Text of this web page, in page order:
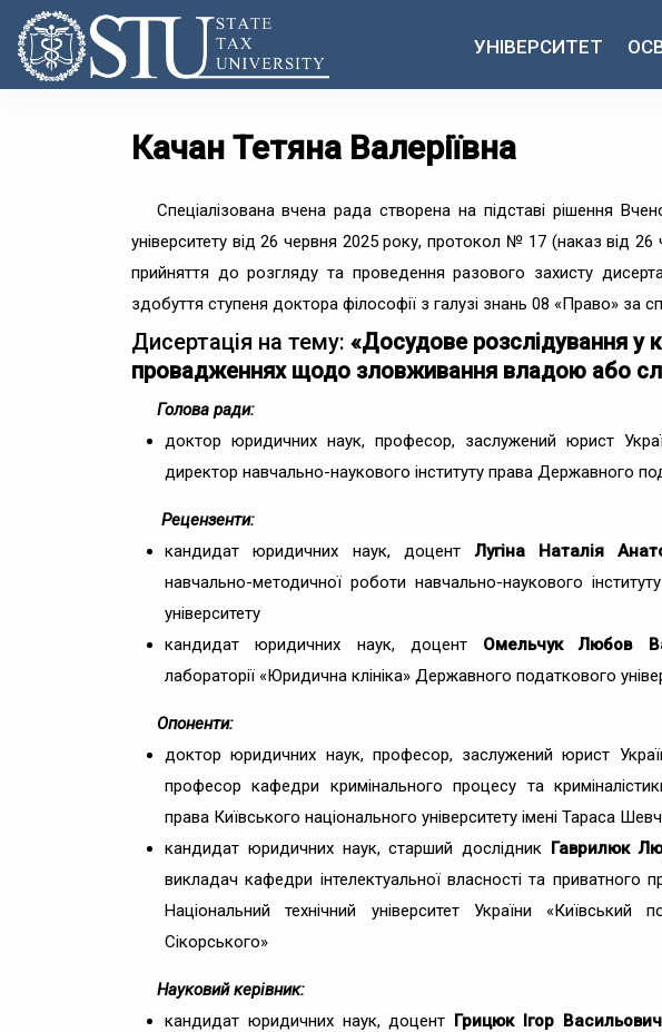
УНІВЕРСИТЕТ
Качан Тетяна Валеріївна
Спеціалізована вчена рада створена на підставі рішення
університету від 26 червня 2025 року, протокол № 17 (наказ від
прийняття до розгляду та проведення разового захисту
здобуття ступеня доктора філософії з галузі знань 08 «Право» за
Дисертація на тему: «Досудове розслідування у
провадженнях щодо зловживання владою або
Голова ради:
доктор юридичних наук, професор, заслужений юрист
директор навчально-наукового інституту права Державного
Рецензенти:
кандидат юридичних наук, доцентЛугіна Наталія
навчально-методичної роботи навчально-наукового
університету
кандидат юридичних наук, доцентОмельчук Любов
лабораторії «Юридична клініка» Державного податкового
Опоненти:
доктор юридичних наук, професор, заслужений юрист
професор кафедри кримінального процесу та
права Київського національного університету імені Тараса
кандидат юридичних наук, старший дослідник Гаврилюк
викладач кафедри інтелектуальної власності та приватного
Національний технічний університет України «Київський
Сікорського»
Науковий керівник:
кандидат юридичних наук, доцент Грицюк Ігор